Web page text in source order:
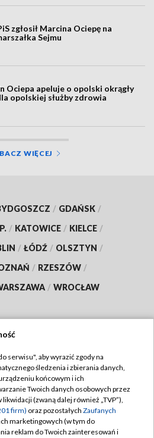
zgłosił Marcina Ociepę na
Sejmu
Ociepa apeluje o opolski okrągły
opolskiej służby zdrowia
WIĘCEJ
/ GDAŃSK /
/ KATOWICE / KIELCE /
/ ŁÓDŹ / OLSZTYN /
/ RZESZÓW /
/ WROCŁAW
TVP
TVP
prywatności
Moje zgody
serwisu", aby wyrazić zgody na
śledzenia i zbierania danych,
końcowym i ich
Twoich danych osobowych przez
likwidacji (zwaną dalej również „TVP”),
firm) oraz pozostałych Zaufanych
marketingowych (w tym do
reklam do Twoich zainteresowań i